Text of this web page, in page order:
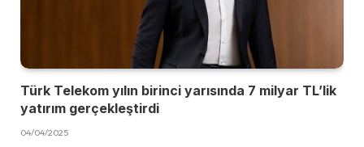
Türk Telekom yılın birinci yarısında 7 milyar TL’lik
yatırım gerçekleştirdi
04/04/2025